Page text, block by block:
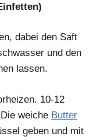
dabei den Saft
und den
lassen.
10-12
weiche Butter
geben und mit